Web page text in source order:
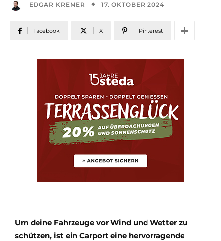
EDGAR KREMER 17. OKTOBER 2024
Facebook X Pinterest
Um deine Fahrzeuge vor Wind und Wetter zu
schützen, ist ein Carport eine hervorragende